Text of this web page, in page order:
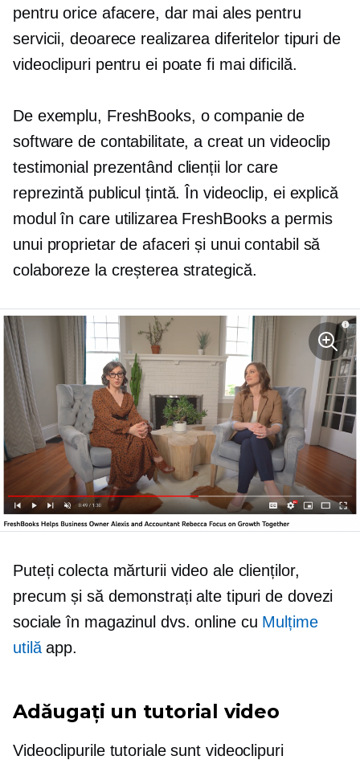
pentru orice afacere, dar mai ales pentru
servicii, deoarece realizarea diferitelor tipuri de
videoclipuri pentru ei poate fi mai dificilă.
De exemplu, FreshBooks, o companie de
software de contabilitate, a creat un videoclip
testimonial prezentând clienții lor care
reprezintă publicul țintă. În videoclip, ei explică
modul în care utilizarea FreshBooks a permis
unui proprietar de afaceri și unui contabil să
colaboreze la creșterea strategică.
Puteți colecta mărturii video ale clienților,
precum și să demonstrați alte tipuri de dovezi
sociale în magazinul dvs. online cu Mulțime
utilăapp.
Adăugați un tutorial video
Videoclipurile tutoriale sunt videoclipuri